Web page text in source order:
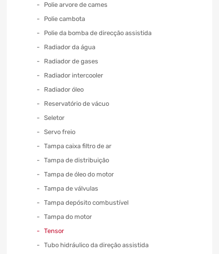
Polie arvore de cames
Polie cambota
Polie da bomba de direcção assistida
Radiador da água
Radiador de gases
Radiador intercooler
Radiador óleo
Reservatório de vácuo
Seletor
Servo freio
Tampa caixa filtro de ar
Tampa de distribuição
Tampa de óleo do motor
Tampa de válvulas
Tampa depósito combustível
Tampa do motor
Tensor
Tubo hidráulico da direção assistida